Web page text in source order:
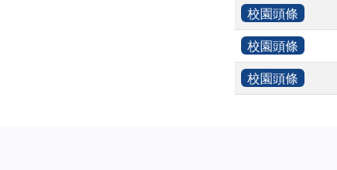
校園頭條
校園頭條
校園頭條